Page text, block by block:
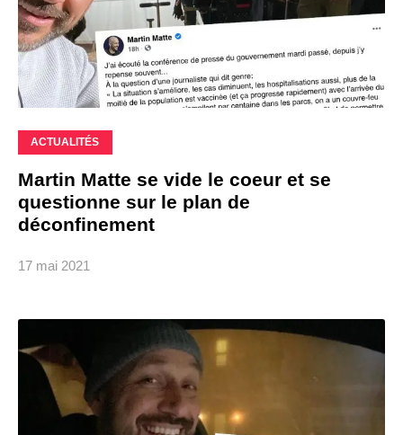
ACTUALITÉS
Martin Matte se vide le coeur et se
questionne sur le plan de
déconfinement
17 mai 2021